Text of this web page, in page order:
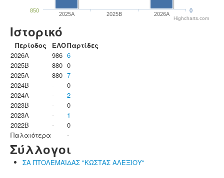
2025A 2025B 2026A
850 0
Highcharts.com
Ιστορικό
Περίοδος ΕΛΟΠαρτίδες
2026A
986 6
2025B
880 0
2025A
880 7
2024B
-
0
2024A
-
2
2023B
-
0
2023Α
-
1
2022B
-
0
Παλαιότερα
-
Σύλλογοι
ΣΑ ΠΤΟΛΕΜΑΪΔΑΣ "ΚΩΣΤΑΣ ΑΛΕΞΙΟΥ"